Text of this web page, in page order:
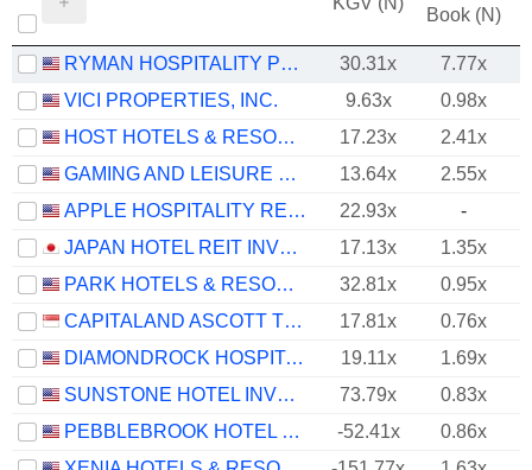
Book (N)
RYMAN HOSPITALITY PROPERTIES, INC. 30.31x
7.77x
VICI PROPERTIES, INC.
9.63x
0.98x
HOST HOTELS & RESORTS, INC.
17.23x
2.41x
GAMING AND LEISURE PROPERTIES, INC.
13.64x
2.55x
APPLE HOSPITALITY REIT, INC.
22.93x
-
JAPAN HOTEL REIT INVESTMENT CORPORATION
17.13x
1.35x
PARK HOTELS & RESORTS INC.
32.81x
0.95x
CAPITALAND ASCOTT TRUST
17.81x
0.76x
DIAMONDROCK HOSPITALITY COMPANY
19.11x
1.69x
SUNSTONE HOTEL INVESTORS, INC.
73.79x
0.83x
PEBBLEBROOK HOTEL TRUST
-52.41x
0.86x